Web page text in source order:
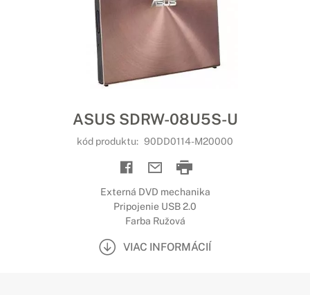
ASUS SDRW-08U5S-U
kód produktu: 90DD0114-M20000
Externá DVD mechanika
Pripojenie USB 2.0
Farba Ružová
VIAC INFORMÁCIÍ